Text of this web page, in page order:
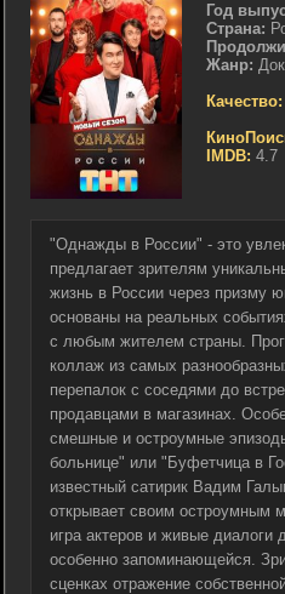
Год
Страна:
Жанр:
Качество:
IMDB: 4.7
"Однажды в России" - это
предлагает зрителям
жизнь в России через призму
основаны на реальных
с любым жителем страны.
коллаж из самых
перепалок с соседями до
продавцами в магазинах.
смешные и остроумные
больнице" или "Буфетчица в
известный сатирик Вадим
открывает своим остроумным
игра актеров и живые
особенно запоминающейся.
сценках отражение